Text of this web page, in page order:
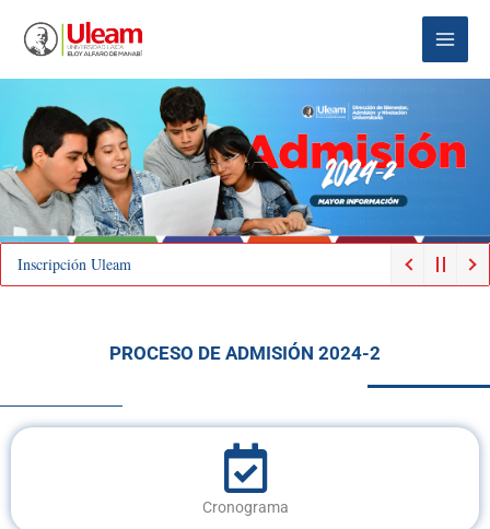
Main
Menu
Inscripción Uleam
PROCESO DE ADMISIÓN 2024-2
Cronograma